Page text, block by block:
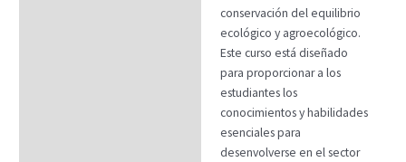
conservación del equilibrio
ecológico y agroecológico.
Este curso está diseñado
para proporcionar a los
estudiantes los
conocimientos y habilidades
esenciales para
desenvolverse en el sector